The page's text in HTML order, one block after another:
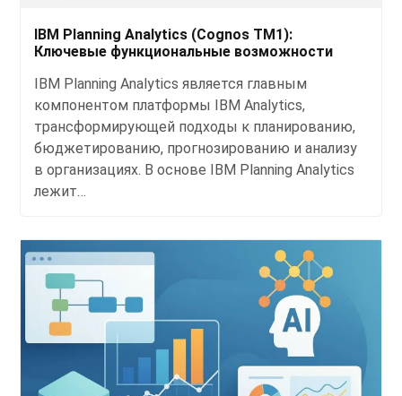
IBM Planning Analytics (Cognos TM1):
Ключевые функциональные возможности
IBM Planning Analytics является главным
компонентом платформы IBM Analytics,
трансформирующей подходы к планированию,
бюджетированию, прогнозированию и анализу
в организациях. В основе IBM Planning Analytics
лежит…